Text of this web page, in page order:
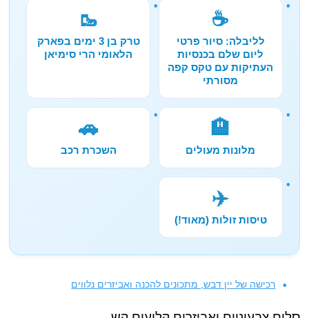
☕
לליבלה: סיור פרטי
ליום שלם בכנסיות
העתיקות עם טקס קפה
מסורתי
🥾
טרק בן 3 ימים בפארק
הלאומי הרי סימיאן
🏨
מלונות מעולים
🚗
השכרת רכב
✈️
טיסות זולות (מאוד!)
רכישה של יין דבש, מתכונים להכנה ואביזרים נלווים